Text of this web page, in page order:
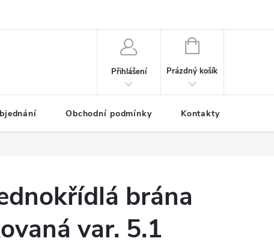
Přihlášení
NÁKUPNÍ
Prázdný košík
Obchodní podmínky Kontakty
brána
var. 5.1